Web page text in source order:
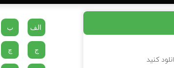
کنید
الف ب
ج چ